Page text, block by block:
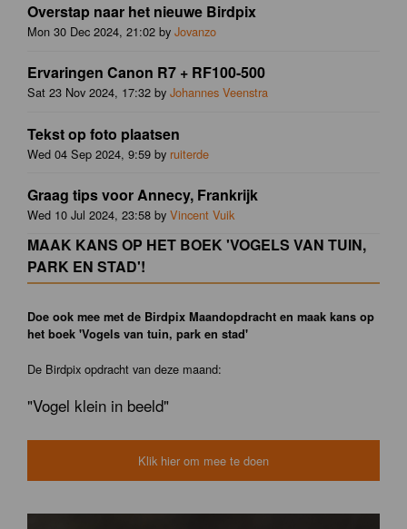
Overstap naar het nieuwe Birdpix
Mon 30 Dec 2024, 21:02 by Jovanzo
Ervaringen Canon R7 + RF100-500
Sat 23 Nov 2024, 17:32 by Johannes Veenstra
Tekst op foto plaatsen
Wed 04 Sep 2024, 9:59 by ruiterde
Graag tips voor Annecy, Frankrijk
Wed 10 Jul 2024, 23:58 by Vincent Vuik
MAAK KANS OP HET BOEK 'VOGELS VAN TUIN,
PARK EN STAD'!
Doe ook mee met de Birdpix Maandopdracht en maak kans op
het boek 'Vogels van tuin, park en stad'
De Birdpix opdracht van deze maand:
"Vogel klein in beeld"
Klik hier om mee te doen